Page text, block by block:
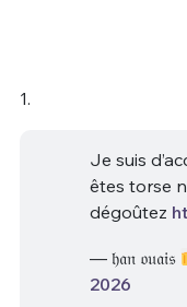
1.
Je suis
êtes torse
dégoûtez
— 𝔥𝔞𝔫 𝔬𝔲𝔞𝔦𝔰
2026